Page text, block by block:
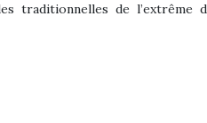
traditionnelles de l’extrême